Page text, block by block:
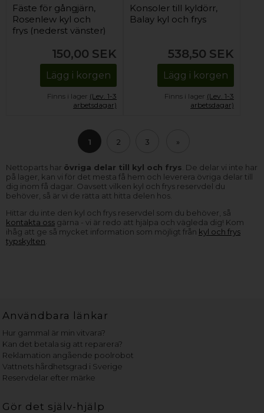
Fäste för gångjärn,
Rosenlew kyl och
frys (nederst vänster)
150,00 SEK
Lägg i korgen
Finns i lager (Lev. 1-3
arbetsdagar)
Konsoler till kyldörr,
Balay kyl och frys
538,50 SEK
Lägg i korgen
Finns i lager (Lev. 1-3
arbetsdagar)
1 2 3 »
Nettoparts har övriga delar till kyl och frys . De delar vi inte har
på lager, kan vi för det mesta få hem och leverera övriga delar till
dig inom få dagar. Oavsett vilken kyl och frys reservdel du
behöver, så är vi de rätta att hitta delen hos.
Hittar du inte den kyl och frys reservdel som du behöver, så
kontakta oss gärna - vi är redo att hjälpa och vägleda dig! Kom
ihåg att ge så mycket information som möjligt från kyl och frys
typskylten
Användbara länkar
Hur gammal är min vitvara?
Kan det betala sig att reparera?
Reklamation angående poolrobot
Vattnets hårdhetsgrad i Sverige
Reservdelar efter märke
Gör det själv-hjälp